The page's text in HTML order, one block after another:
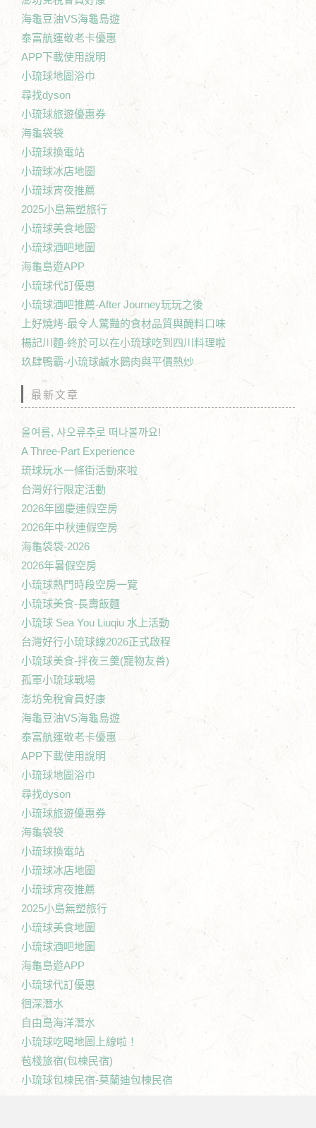
海龜豆油VS海龜島遊
泰富航運敬老卡優惠
APP下載使用說明
小琉球地圖浴巾
尋找dyson
小琉球旅遊優惠券
海龜袋袋
小琉球換電站
小琉球冰店地圖
小琉球宵夜推薦
2025小島無塑旅行
小琉球美食地圖
小琉球酒吧地圖
海龜島遊APP
小琉球代訂優惠
小琉球酒吧推薦-After Journey玩玩之後
上好燒烤-最令人驚豔的食材品質與醃料口味
楊記川麵-終於可以在小琉球吃到四川料理啦
玖肆鴨霸-小琉球鹹水鵝肉與平價熱炒
最新文章
올여름, 샤오류추로 떠나볼까요!
A Three-Part Experience
琉球玩水一條街活動來啦
台灣好行限定活動
2026年國慶連假空房
2026年中秋連假空房
海龜袋袋-2026
2026年暑假空房
小琉球熱門時段空房一覽
小琉球美食-長壽飯麵
小琉球 Sea You Liuqiu 水上活動
台灣好行小琉球線2026正式啟程
小琉球美食-拌夜三羹(寵物友善)
孤軍小琉球戰場
澎坊免稅會員好康
海龜豆油VS海龜島遊
泰富航運敬老卡優惠
APP下載使用說明
小琉球地圖浴巾
尋找dyson
小琉球旅遊優惠券
海龜袋袋
小琉球換電站
小琉球冰店地圖
小琉球宵夜推薦
2025小島無塑旅行
小琉球美食地圖
小琉球酒吧地圖
海龜島遊APP
小琉球代訂優惠
徊深潛水
自由島海洋潛水
小琉球吃喝地圖上線啦！
苞棧旅宿(包棟民宿)
小琉球包棟民宿-莫蘭迪包棟民宿